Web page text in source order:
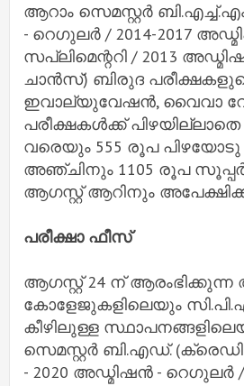
ആറാം സെമസ്റ്റർ
- റെഗുലർ / 2014-2017
സപ്ലിമെന്ററി / 2013
ചാൻസ്) ബിരുദ
ഇവാല്യുവേഷൻ, വൈവാ
പരീക്ഷകൾക്ക്
വരെയും 555 രൂപ പിഴയോടു
അഞ്ചിനും 1105 രൂപ
ആഗസ്റ്റ് ആറിനും
പരീക്ഷാ ഫീസ്
ആഗസ്റ്റ് 24 ന് ആരംഭിക്കുന്ന
കോളേജുകളിലെയും
കീഴിലുള്ള
സെമസ്റ്റർ ബി.എഡ്.
- 2020 അഡ്മിഷൻ - റെഗുലർ /